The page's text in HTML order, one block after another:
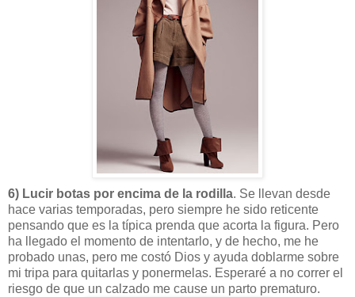
6) Lucir botas por encima de la rodilla. Se llevan desde
hace varias temporadas, pero siempre he sido reticente
pensando que es la típica prenda que acorta la figura. Pero
ha llegado el momento de intentarlo, y de hecho, me he
probado unas, pero me costó Dios y ayuda doblarme sobre
mi tripa para quitarlas y ponermelas. Esperaré a no correr el
riesgo de que un calzado me cause un parto prematuro.